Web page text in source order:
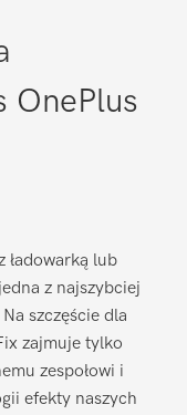
OnePlus
ładowarką lub
z najszybciej
szczęście dla
zajmuje tylko
zespołowi i
efekty naszych